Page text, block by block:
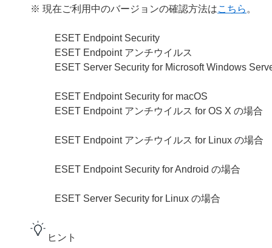
※ 現在ご利用中のバージョンの確認方法はこちら 。
ESET Endpoint Security
ESET Endpoint アンチウイルス
ESET Server Security for Microsoft Windows
ESET Endpoint Security for macOS
ESET Endpoint アンチウイルス for OS X の場合
ESET Endpoint アンチウイルス for Linux の場合
ESET Endpoint Security for Android の場合
ESET Server Security for Linux の場合
ヒント